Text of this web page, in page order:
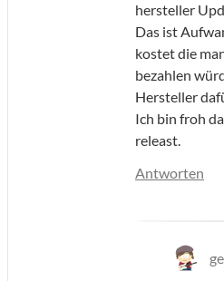
hersteller
Das ist
kostet die
bezahlen
Hersteller
Ich bin froh
releast.
Antworten